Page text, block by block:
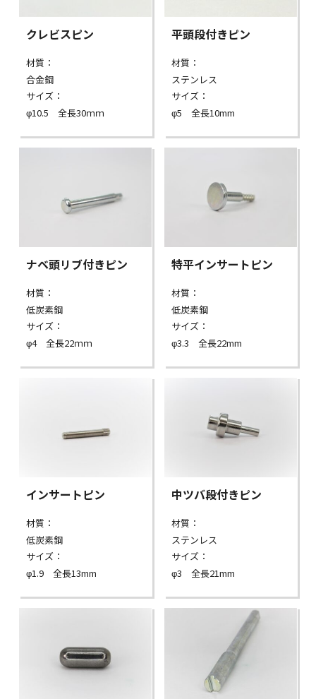
クレビスピン
材質：
合金鋼
サイズ：
φ10.5 全長30ｍｍ
平頭段付きピン
材質：
ステンレス
サイズ：
φ5 全長10mm
ナベ頭リブ付きピン
材質：
低炭素鋼
サイズ：
φ4 全長22ｍｍ
特平インサートピン
材質：
低炭素鋼
サイズ：
φ3.3 全長22mm
インサートピン
材質：
低炭素鋼
サイズ：
φ1.9 全長13mm
中ツバ段付きピン
材質：
ステンレス
サイズ：
φ3 全長21mm